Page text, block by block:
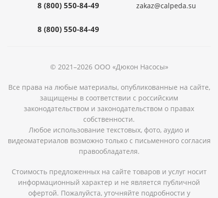
8 (800) 550-84-49
8 (800) 550-84-49
zakaz@calpeda.su
© 2021–2026 ООО «Дюкон Насосы»
Все права на любые материалы, опубликованные на сайте,
защищены в соответствии с российским
законодательством и законодательством о правах
собственности.
Любое использование текстовых, фото, аудио и
видеоматериалов возможно только с письменного согласия
правообладателя.
Стоимость предложенных на сайте товаров и услуг носит
информационный характер и не является публичной
офертой. Пожалуйста, уточняйте подробности у